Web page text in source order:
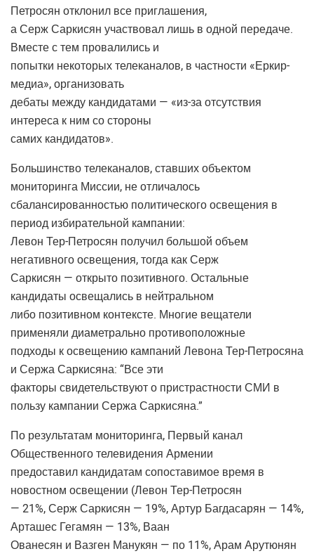
Петросян отклонил все приглашения,
а Серж Саркисян участвовал лишь в одной передаче.
Вместе с тем провалились и
попытки некоторых телеканалов, в частности «Еркир-
медиа», организовать
дебаты между кандидатами — «из-за отсутствия
интереса к ним со стороны
самих кандидатов».
Большинство телеканалов, ставших объектом
мониторинга Миссии, не отличалось
сбалансированностью политического освещения в
период избирательной кампании:
Левон Тер-Петросян получил большой объем
негативного освещения, тогда как Серж
Саркисян — открыто позитивного. Остальные
кандидаты освещались в нейтральном
либо позитивном контексте. Многие вещатели
применяли диаметрально противоположные
подходы к освещению кампаний Левона Тер-Петросяна
и Сержа Саркисяна: “Все эти
факторы свидетельствуют о пристрастности СМИ в
пользу кампании Сержа Саркисяна.”
По результатам мониторинга, Первый канал
Общественного телевидения Армении
предоставил кандидатам сопоставимое время в
новостном освещении (Левон Тер-Петросян
— 21%, Серж Саркисян — 19%, Артур Багдасарян — 14%,
Арташес Гегамян — 13%, Ваан
Ованесян и Вазген Манукян — по 11%, Арам Арутюнян